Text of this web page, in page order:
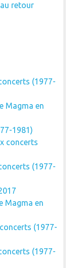
retour
(1977-
Magma en
1981)
concerts
(1977-
Magma en
(1977-
(1977-